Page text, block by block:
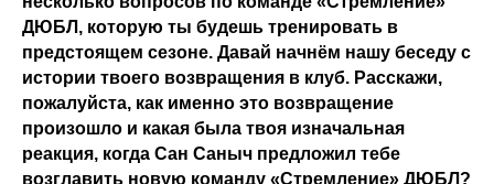
ДЮБЛ, которую ты будешь тренировать в
предстоящем сезоне. Давай начнём нашу беседу с
истории твоего возвращения в клуб. Расскажи,
пожалуйста, как именно это возвращение
произошло и какая была твоя изначальная
реакция, когда Сан Саныч предложил тебе
возглавить новую команду «Стремление» ДЮБЛ?